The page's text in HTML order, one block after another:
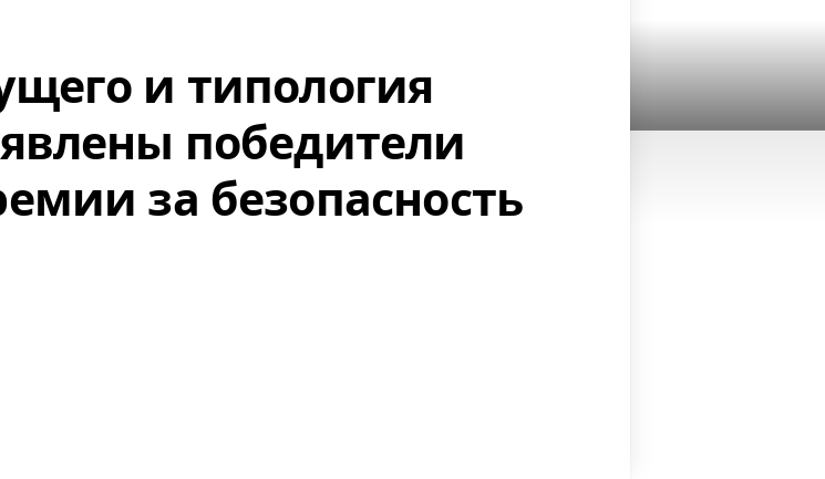
и типология
победители
за безопасность